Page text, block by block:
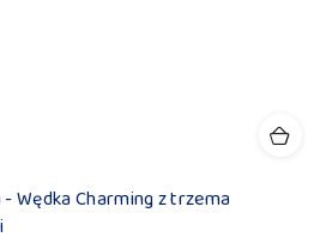
Wędka Charming z trzema